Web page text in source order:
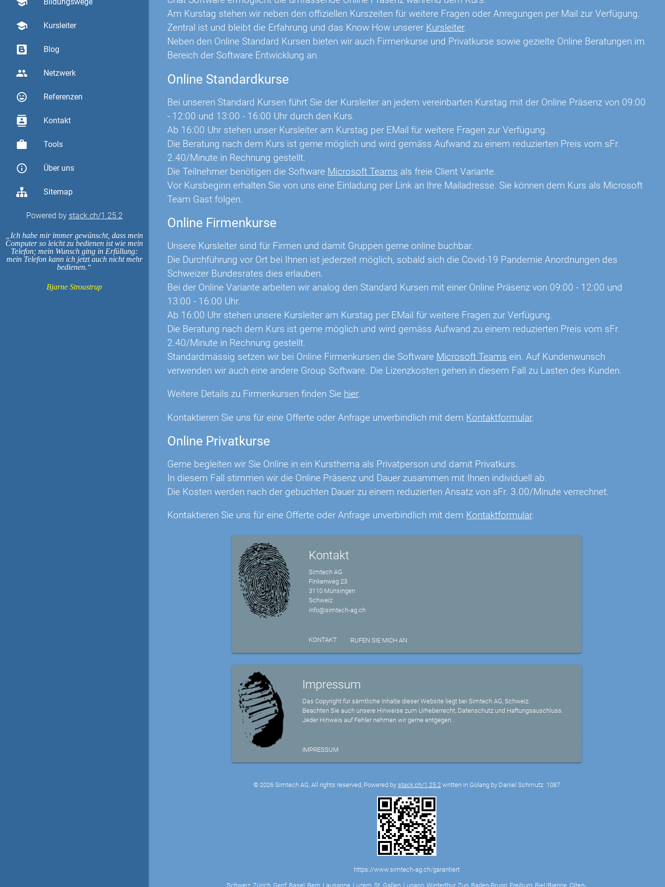
school Kursleiter
Blog
group Netzwerk
sentiment_very_satisfied Referenzen
contacts Kontakt
work Tools
info_outline Über uns
Sitemap
Powered by stack.ch/1.25.2
Ich habe mir immer gewünscht, dass mein
Computer so leicht zu bedienen ist wie mein
Telefon; mein Wunsch ging in Erfüllung:
mein Telefon kann ich jetzt auch nicht mehr
bedienen.
Bjarne Stroustrup
Am Kurstag stehen wir neben den offiziellen Kurszeiten für weitere Fragen oder Anregungen per Mail zur Verfügung.
Zentral ist und bleibt die Erfahrung und das Know How unserer Kursleiter.
Neben den Online Standard Kursen bieten wir auch Firmenkurse und Privatkurse sowie gezielte Online Beratungen im
Bereich der Software Entwicklung an.
Online Standardkurse
Bei unseren Standard Kursen führt Sie der Kursleiter an jedem vereinbarten Kurstag mit der Online Präsenz von 09:00
- 12:00 und 13:00 - 16:00 Uhr durch den Kurs.
Ab 16:00 Uhr stehen unser Kursleiter am Kurstag per EMail für weitere Fragen zur Verfügung.
Die Beratung nach dem Kurs ist gerne möglich und wird gemäss Aufwand zu einem reduzierten Preis vom sFr.
2.40/Minute in Rechnung gestellt.
Die Teilnehmer benötigen die Software Microsoft Teams als freie Client Variante.
Vor Kursbeginn erhalten Sie von uns eine Einladung per Link an Ihre Mailadresse. Sie können dem Kurs als Microsoft
Team Gast folgen.
Online Firmenkurse
Unsere Kursleiter sind für Firmen und damit Gruppen gerne online buchbar.
Die Durchführung vor Ort bei Ihnen ist jederzeit möglich, sobald sich die Covid-19 Pandemie Anordnungen des
Schweizer Bundesrates dies erlauben.
Bei der Online Variante arbeiten wir analog den Standard Kursen mit einer Online Präsenz von 09:00 - 12:00 und
13:00 - 16:00 Uhr.
Ab 16:00 Uhr stehen unsere Kursleiter am Kurstag per EMail für weitere Fragen zur Verfügung.
Die Beratung nach dem Kurs ist gerne möglich und wird gemäss Aufwand zu einem reduzierten Preis vom sFr.
2.40/Minute in Rechnung gestellt.
Standardmässig setzen wir bei Online Firmenkursen die Software Microsoft Teams ein. Auf Kundenwunsch
verwenden wir auch eine andere Group Software. Die Lizenzkosten gehen in diesem Fall zu Lasten des Kunden.
Weitere Details zu Firmenkursen finden Sie hier.
Kontaktieren Sie uns für eine Offerte oder Anfrage unverbindlich mit dem Kontaktformular.
Online Privatkurse
Gerne begleiten wir Sie Online in ein Kursthema als Privatperson und damit Privatkurs.
In diesem Fall stimmen wir die Online Präsenz und Dauer zusammen mit Ihnen individuell ab.
Die Kosten werden nach der gebuchten Dauer zu einem reduzierten Ansatz von sFr. 3.00/Minute verrechnet.
Kontaktieren Sie uns für eine Offerte oder Anfrage unverbindlich mit dem Kontaktformular.
Kontakt
Simtech AG
Finkenweg 23
3110 Münsingen
Schweiz
info@simtech-ag.ch
KONTAKT RUFEN SIE MICH AN
Impressum
Das Copyright für sämtliche Inhalte dieser Website liegt bei Simtech AG, Schweiz.
Beachten Sie auch unsere Hinweise zum Urheberrecht, Datenschutz und Haftungsauschluss.
Jeder Hinweis auf Fehler nehmen wir gerne entgegen.
IMPRESSUM
© 2026 Simtech AG, All rights reserved, Powered by stack.ch/1.25.2written in Golang by Daniel Schmutz 1087
https://www.simtech-ag.ch/garantiert
Schweiz, Zürich, Genf, Basel, Bern, Lausanne, Luzern, St. Gallen, Lugano, Winterthur, Zug, Baden-Brugg, Freiburg, Biel/Bienne, Olten-